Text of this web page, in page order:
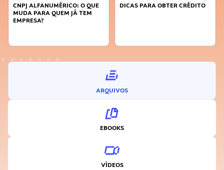
O QUE
JÁ TEM
DICAS PARA OBTER CRÉDITO
FAÇA A DIFERENÇA:
ARQUIVOS
EBOOKS
VÍDEOS